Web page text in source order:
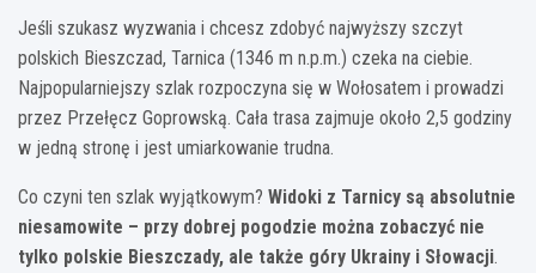
Jeśli szukasz wyzwania i chcesz zdobyć najwyższy szczyt
polskich Bieszczad, Tarnica (1346 m n.p.m.) czeka na ciebie.
Najpopularniejszy szlak rozpoczyna się w Wołosatem i prowadzi
przez Przełęcz Goprowską. Cała trasa zajmuje około 2,5 godziny
w jedną stronę i jest umiarkowanie trudna.
Co czyni ten szlak wyjątkowym? Widoki z Tarnicy są absolutnie
niesamowite – przy dobrej pogodzie można zobaczyć nie
tylko polskie Bieszczady, ale także góry Ukrainy i Słowacji.